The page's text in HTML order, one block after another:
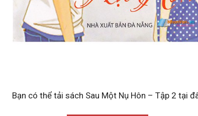
Bạn có thể tải sách Sau Một Nụ Hôn – Tập 2 tại